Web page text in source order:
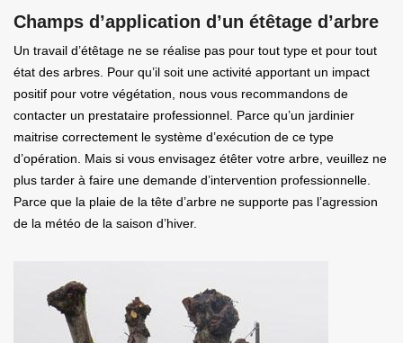
Champs d’application d’un étêtage d’arbre
Un travail d’étêtage ne se réalise pas pour tout type et pour tout
état des arbres. Pour qu’il soit une activité apportant un impact
positif pour votre végétation, nous vous recommandons de
contacter un prestataire professionnel. Parce qu’un jardinier
maitrise correctement le système d’exécution de ce type
d’opération. Mais si vous envisagez étêter votre arbre, veuillez ne
plus tarder à faire une demande d’intervention professionnelle.
Parce que la plaie de la tête d’arbre ne supporte pas l’agression
de la météo de la saison d’hiver.